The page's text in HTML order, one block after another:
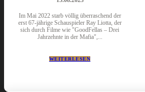
Im Mai 2022 starb völlig überraschend der
erst 67-jährige Schauspieler Ray Liotta, der
sich durch Filme wie "GoodFellas – Drei
Jahrzehnte in der Mafia",...
WEITERLESEN